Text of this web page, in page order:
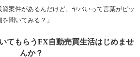
資案件があるんだけど、ヤバいって言葉がピッ
聞いてみる？」
てもらうFX自動売買生活はじめませ
んか？